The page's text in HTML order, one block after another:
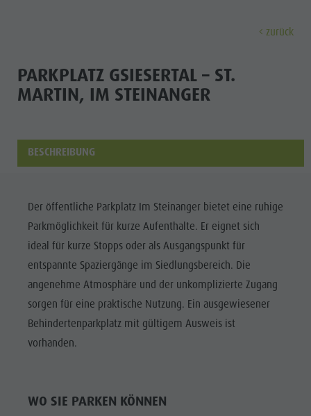
FERIENORTE
DOLOMITEN
FAMILIE &
KINDER
Bars &
Restaurants
Cook the
Mountain
Shopping
Ferienorte
Sehenswürdigkeiten
Events
Kultur
Sehenswürdigkeiten
Bars & Restaurants
Cook the Mountain
Shopping
Wellness
Wandern
Radfahren
Paragleiten & Tandemfliegen
Weitere Aktivitäten
Ferienprogramme
Anreise
Mobilität vor Ort
Kontakt
Webcams
Wetter
Kronplatz Doctor Service
zurück
PARKPLATZ GSIESERTAL – ST.
MARTIN, IM STEINANGER
BESCHREIBUNG
Der öffentliche Parkplatz Im Steinanger bietet eine ruhige
Parkmöglichkeit für kurze Aufenthalte. Er eignet sich
ideal für kurze Stopps oder als Ausgangspunkt für
entspannte Spaziergänge im Siedlungsbereich. Die
angenehme Atmosphäre und der unkomplizierte Zugang
sorgen für eine praktische Nutzung. Ein ausgewiesener
Behindertenparkplatz mit gültigem Ausweis ist
vorhanden.
WO SIE PARKEN KÖNNEN